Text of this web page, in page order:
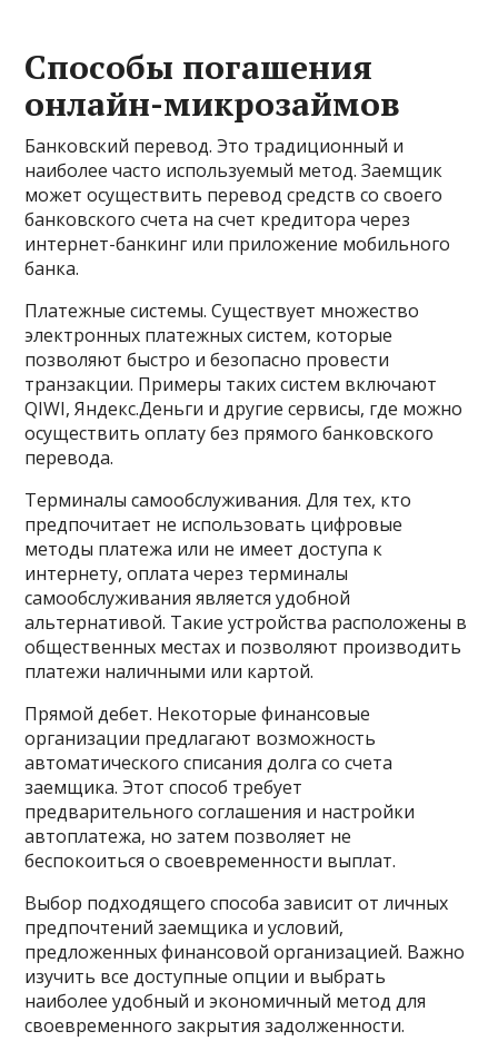
Способы погашения
онлайн-микрозаймов
Банковский перевод. Это традиционный и
наиболее часто используемый метод. Заемщик
может осуществить перевод средств со своего
банковского счета на счет кредитора через
интернет-банкинг или приложение мобильного
банка.
Платежные системы. Существует множество
электронных платежных систем, которые
позволяют быстро и безопасно провести
транзакции. Примеры таких систем включают
QIWI, Яндекс.Деньги и другие сервисы, где можно
осуществить оплату без прямого банковского
перевода.
Терминалы самообслуживания. Для тех, кто
предпочитает не использовать цифровые
методы платежа или не имеет доступа к
интернету, оплата через терминалы
самообслуживания является удобной
альтернативой. Такие устройства расположены в
общественных местах и позволяют производить
платежи наличными или картой.
Прямой дебет. Некоторые финансовые
организации предлагают возможность
автоматического списания долга со счета
заемщика. Этот способ требует
предварительного соглашения и настройки
автоплатежа, но затем позволяет не
беспокоиться о своевременности выплат.
Выбор подходящего способа зависит от личных
предпочтений заемщика и условий,
предложенных финансовой организацией. Важно
изучить все доступные опции и выбрать
наиболее удобный и экономичный метод для
своевременного закрытия задолженности.